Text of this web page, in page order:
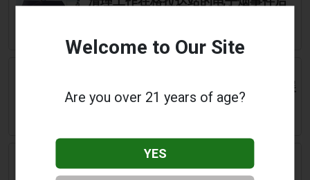
2FIRSTS | 西班牙计划将吸烟禁令扩展
到露台和海滩，将电子烟纳入新限制
July 23 2026
两名 Gardaí 入院，因电子烟查获警局
Welcome to Our Site
Are you over 21 years of age?
YES